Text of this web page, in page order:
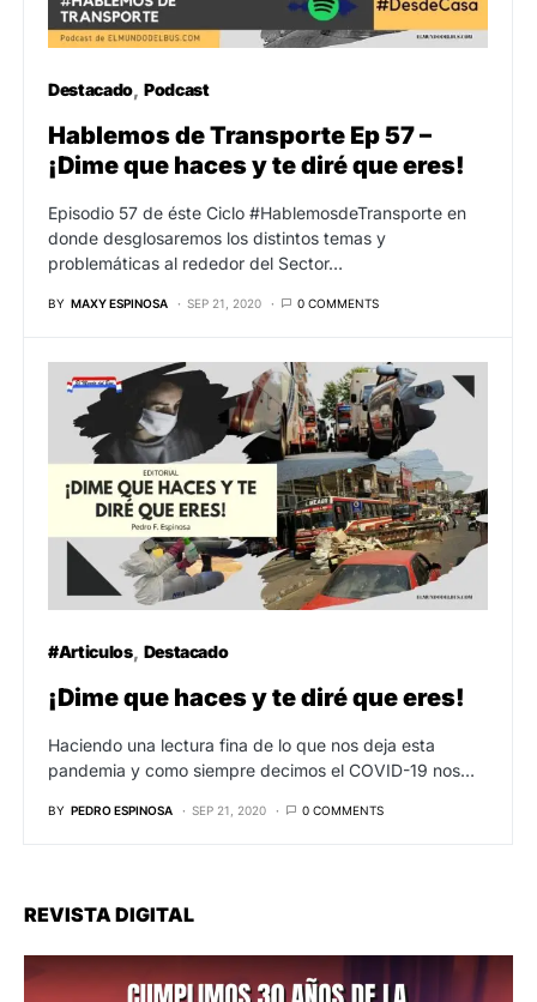
Destacado Podcast
Hablemos de Transporte Ep 57 –
¡Dime que haces y te diré que eres!
Episodio 57 de éste Ciclo #HablemosdeTransporte en
donde desglosaremos los distintos temas y
problemáticas al rededor del Sector…
BY MAXY ESPINOSA SEP 21, 2020 0 COMMENTS
#Articulos Destacado
¡Dime que haces y te diré que eres!
Haciendo una lectura fina de lo que nos deja esta
pandemia y como siempre decimos el COVID-19 nos…
BY PEDRO ESPINOSA SEP 21, 2020 0 COMMENTS
REVISTA DIGITAL